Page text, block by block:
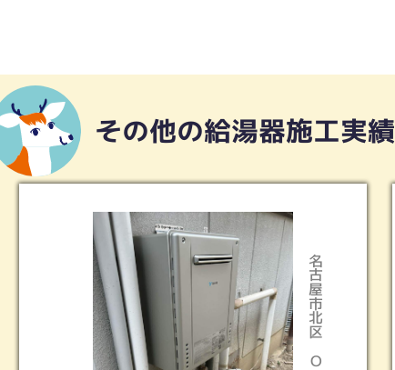
その他の給湯器施工実績
名古屋市北区